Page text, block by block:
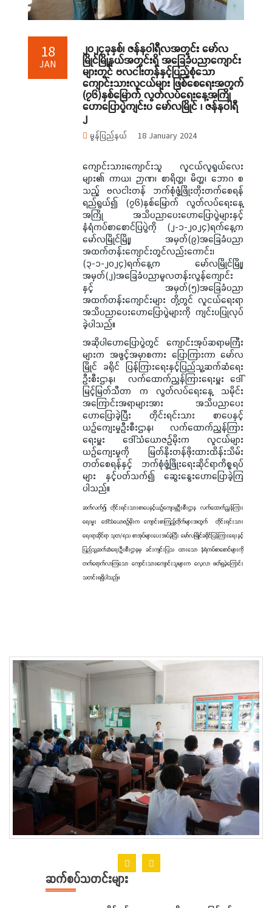
18
JAN
၂၀၂၄ခုနှစ်၊ ဇန်နဝါရီလအတွင်း မော်လ
မြိုင်မြို့နယ်အတွင်းရှိ အခြေခံပညာကျောင်း
များတွင် ဗလငါးတန်နှင့်ပြည့်စုံသော
ကျောင်းသားလူငယ်များ ဖြစ်စေရေးအတွက်
(၇၆)နှစ်မြောက် လွတ်လပ်ရေးနေ့အကြို
ဟောပြောပွဲကျင်းပ မော်လမြိုင် ၊ ဇန်နဝါရီ
၂
မွန်ပြည်နယ် 18 January 2024
ကျောင်းသား၊ကျောင်းသူ လူငယ်လူရွယ်လေး
များ၏ ကာယ၊ ဉာဏ၊ စာရိတ္တ၊ မိတ္တ၊ ဘောဂ စ
သည့် ဗလငါးတန် ဘက်စုံဖွံ့ဖြိုးတိုးတက်စေရန်
ရည်ရွယ်၍ (၇၆)နှစ်မြောက် လွတ်လပ်ရေးနေ့
အကြို အသိပညာပေးဟောပြောပွဲများနှင့်
နံရံကပ်စာစောင်ပြပွဲကို (၂-၁-၂၀၂၄)ရက်နေ့က
မော်လမြိုင်မြို့၊ အမှတ်(၉)အခြေခံပညာ
အထက်တန်းကျောင်းတွင်လည်းကောင်း၊
(၃-၁-၂၀၂၄)ရက်နေ့က မော်လမြိုင်မြို့၊
အမှတ်(၂)အခြေခံပညာမူလတန်းလွန်ကျောင်း
နှင့် အမှတ်(၅)အခြေခံပညာ
အထက်တန်းကျောင်းများ တို့တွင် လူငယ်ရေးရာ
အသိပညာပေးဟောပြောပွဲများကို ကျင်းပပြုလုပ်
ခဲ့ပါသည်။
အဆိုပါဟောပြောပွဲတွင် ကျောင်းအုပ်ဆရာမကြီး
များက အဖွင့်အမှာစကား ပြောကြားကာ မော်လ
မြိုင် ခရိုင် ပြန်ကြားရေးနှင့်ပြည်သူ့ဆက်ဆံရေး
ဦးစီးဌာန၊ လက်ထောက်ညွှန်ကြားရေးမှူး ဒေါ်
မြင့်မြတ်သီတာ က လွတ်လပ်ရေးနေ့ သမိုင်း
အကြောင်းအရာများအား အသိပညာပေး
ဟောပြောခဲ့ပြီး တိုင်းရင်းသား စာပေနှင့်
ယဉ်ကျေးမှုဦးစီးဌာန၊ လက်ထောက်ညွှန်ကြား
ရေးမှူး ဒေါ်သံယောဇဉ်မိုးက လူငယ်များ
ယဉ်ကျေးမှုကို မြတ်နိုးတန်ဖိုးထားထိန်းသိမ်း
တတ်စေရန်နှင့် ဘက်စုံဖွံ့ဖြိုးရေးဆိုင်ရာကိစ္စရပ်
များ နှင့်ပတ်သက်၍ ဆွေးနွေးဟောပြောခဲ့ကြ
ပါသည်။
ဆက်လက်၍ တိုင်းရင်းသားစာပေနှင့်ယဉ်ကျေးမှုဦးစီးဌာန လက်ထောက်ညွှန်ကြား
ရေးမှူး ဒေါ်သံယောဇဉ်မိုးက ကျောင်းစာကြည့်တိုက်များအတွက် တိုင်းရင်းသား
ရေးရာဆိုင်ရာ သုတ/ရသ စာအုပ်များပေးအပ်ခဲ့ပြီး မော်လမြိုင်ခရိုင်ပြန်ကြားရေးနှင့်
ပြည်သူ့ဆက်ဆံရေးဦးစီးဌာနမှ ခင်းကျင်းပြသ ထားသော နံရံကပ်စာစောင်များကို
တက်ရောက်လာကြသော ကျောင်းသား၊ကျောင်းသူများက လေ့လာ ဖတ်ရှုခဲ့ကြောင်း
သတင်းရရှိပါသည်။
ဆက်စပ်သတင်းများ